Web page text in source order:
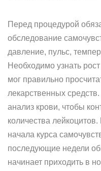
Перед процедурой
обследование
давление, пульс,
Необходимо узнать
мог правильно
лекарственных
анализ крови, чтобы
количества
начала курса
последующие недели
начинает приходить в